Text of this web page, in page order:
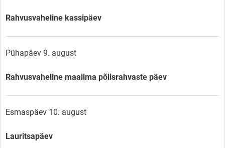
Rahvusvaheline kassipäev
Pühapäev 9. august
Rahvusvaheline maailma põlisrahvaste päev
Esmaspäev 10. august
Lauritsapäev